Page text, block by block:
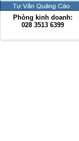
Phòng kinh doanh:
028 3513 6399